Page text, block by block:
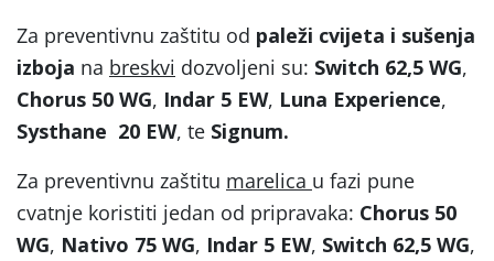
Za preventivnu zaštitu od paleži cvijeta i sušenja
izboja na breskvi dozvoljeni su: Switch 62,5 WG,
Chorus 50 WG, Indar 5 EW, Luna Experience,
Systhane 20 EW, te Signum.
Za preventivnu zaštitu marelica u fazi pune
cvatnje koristiti jedan od pripravaka: Chorus 50
WG, Nativo 75 WG, Indar 5 EW, Switch 62,5 WG,